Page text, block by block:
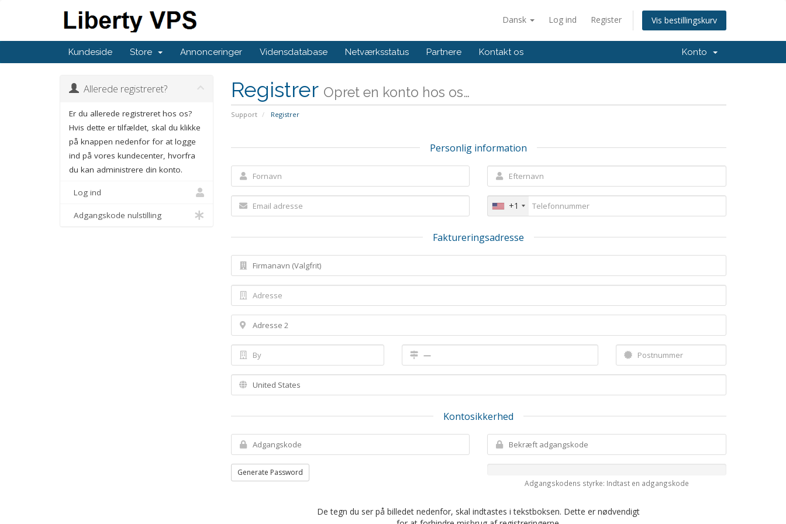
Dansk Log ind Register Vis bestillingskurv
Kundeside Store Annonceringer Vidensdatabase Netværksstatus Partnere Kontakt os Konto
Registrer Opret en konto hos os…
Support Registrer
Allerede registreret?
Er du allerede registreret hos os?
Hvis dette er tilfældet, skal du klikke
på knappen nedenfor for at logge
ind på vores kundecenter, hvorfra
du kan administrere din konto.
Log ind
Adgangskode nulstilling
Personlig information
+1
Faktureringsadresse
Kontosikkerhed
Generate Password
Adgangskodens styrke: Indtast en adgangskode
De tegn du ser på billedet nedenfor, skal indtastes i tekstboksen. Dette er nødvendigt